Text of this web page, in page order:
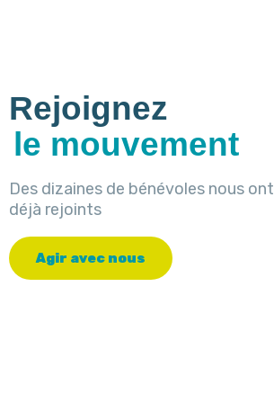
Rejoignez
le mouvement
Des dizaines de bénévoles nous ont
déjà rejoints
Agir avec nous